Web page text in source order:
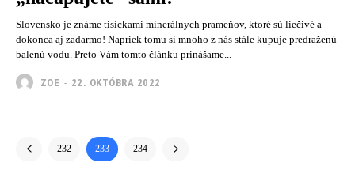
Slovensko je známe tisíckami minerálnych prameňov, ktoré sú liečivé a
dokonca aj zadarmo! Napriek tomu si mnoho z nás stále kupuje predraženú
balenú vodu. Preto Vám tomto článku prinášame...
ZOE - 22. OKTÓBRA 2022
232 233 234